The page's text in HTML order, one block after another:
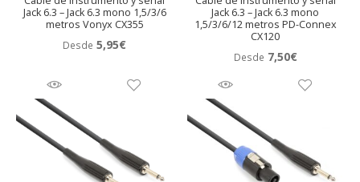
Jack 6.3 – Jack 6.3 mono 1,5/3/6
metros Vonyx CX355
Desde 5,95€
Jack 6.3 – Jack 6.3 mono
1,5/3/6/12 metros PD-Connex
CX120
Desde 7,50€